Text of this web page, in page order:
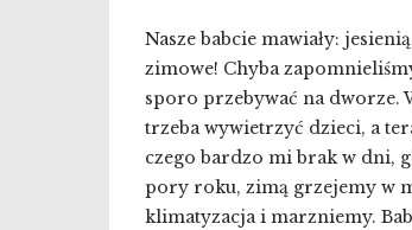
Nasze babcie mawiały:
zimowe! Chyba
sporo przebywać na dworze.
trzeba wywietrzyć dzieci, a
czego bardzo mi brak w dni,
pory roku, zimą grzejemy w
klimatyzacja i marzniemy.